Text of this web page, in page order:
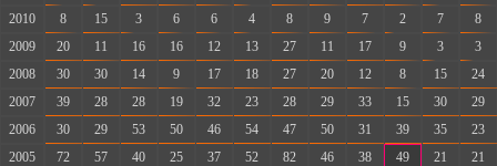
2010
8 15 3 6 6 4 8 9 7 2 7
8
2009
20 11 16 16 12 13 27 11 17 9 3
3
2008
30 30 14 9 17 18 27 20 12 8 15
24
2007
39 28 28 19 32 23 28 29 33 15 30
29
2006
30 29 53 50 46 54 47 50 31 39 35
23
2005
72 57 40 25 37 52 82 46 38 49 21
21